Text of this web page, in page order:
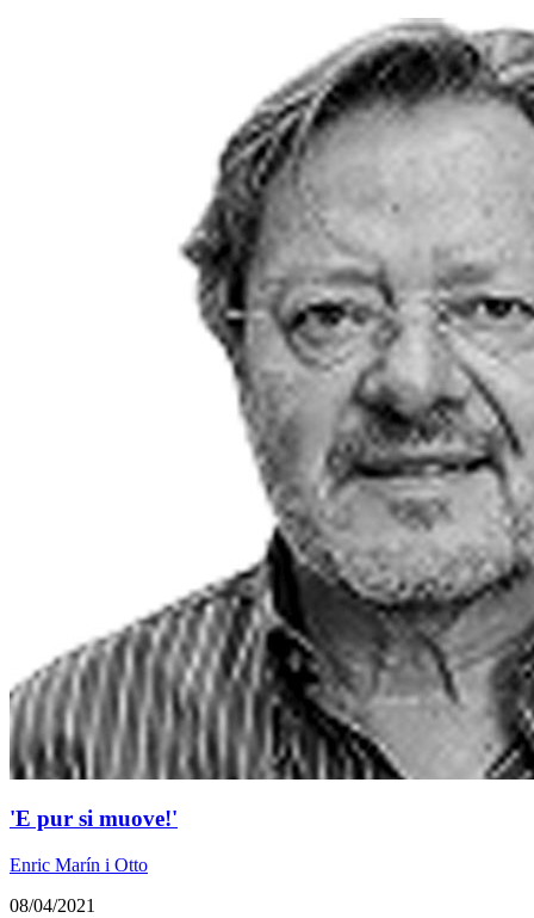
'E pur si muove!'
Enric Marín i Otto
08/04/2021